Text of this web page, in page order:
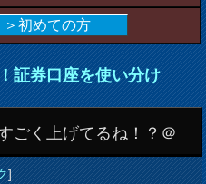
＞初めての方
証券口座を使い分け
ごく上げてるね！？＠
]